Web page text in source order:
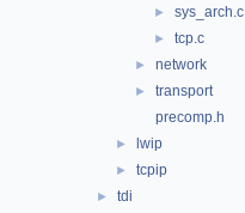
► sys_arch.c
► tcp.c
► network
►
transport
precomp.h
► lwip
► tcpip
► tdi